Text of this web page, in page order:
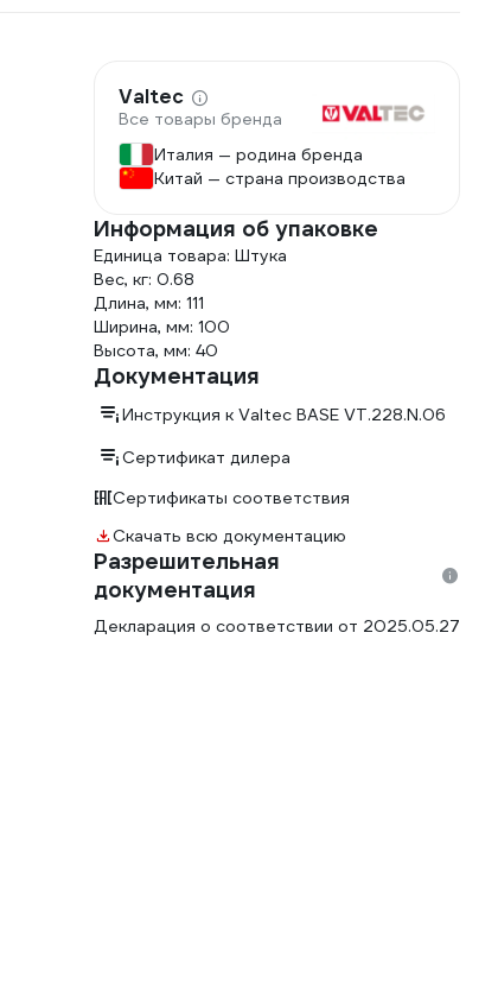
Valtec
Все товары бренда
Италия — родина бренда
Китай — страна производства
Информация об упаковке
Единица товара: Штука
Вес, кг: 0.68
Длина, мм: 111
Ширина, мм: 100
Высота, мм: 40
Документация
Инструкция к Valtec BASE VT.228.N.06
Сертификат дилера
Сертификаты соответствия
Скачать всю документацию
Разрешительная
документация
Декларация о соответствии от 2025.05.27